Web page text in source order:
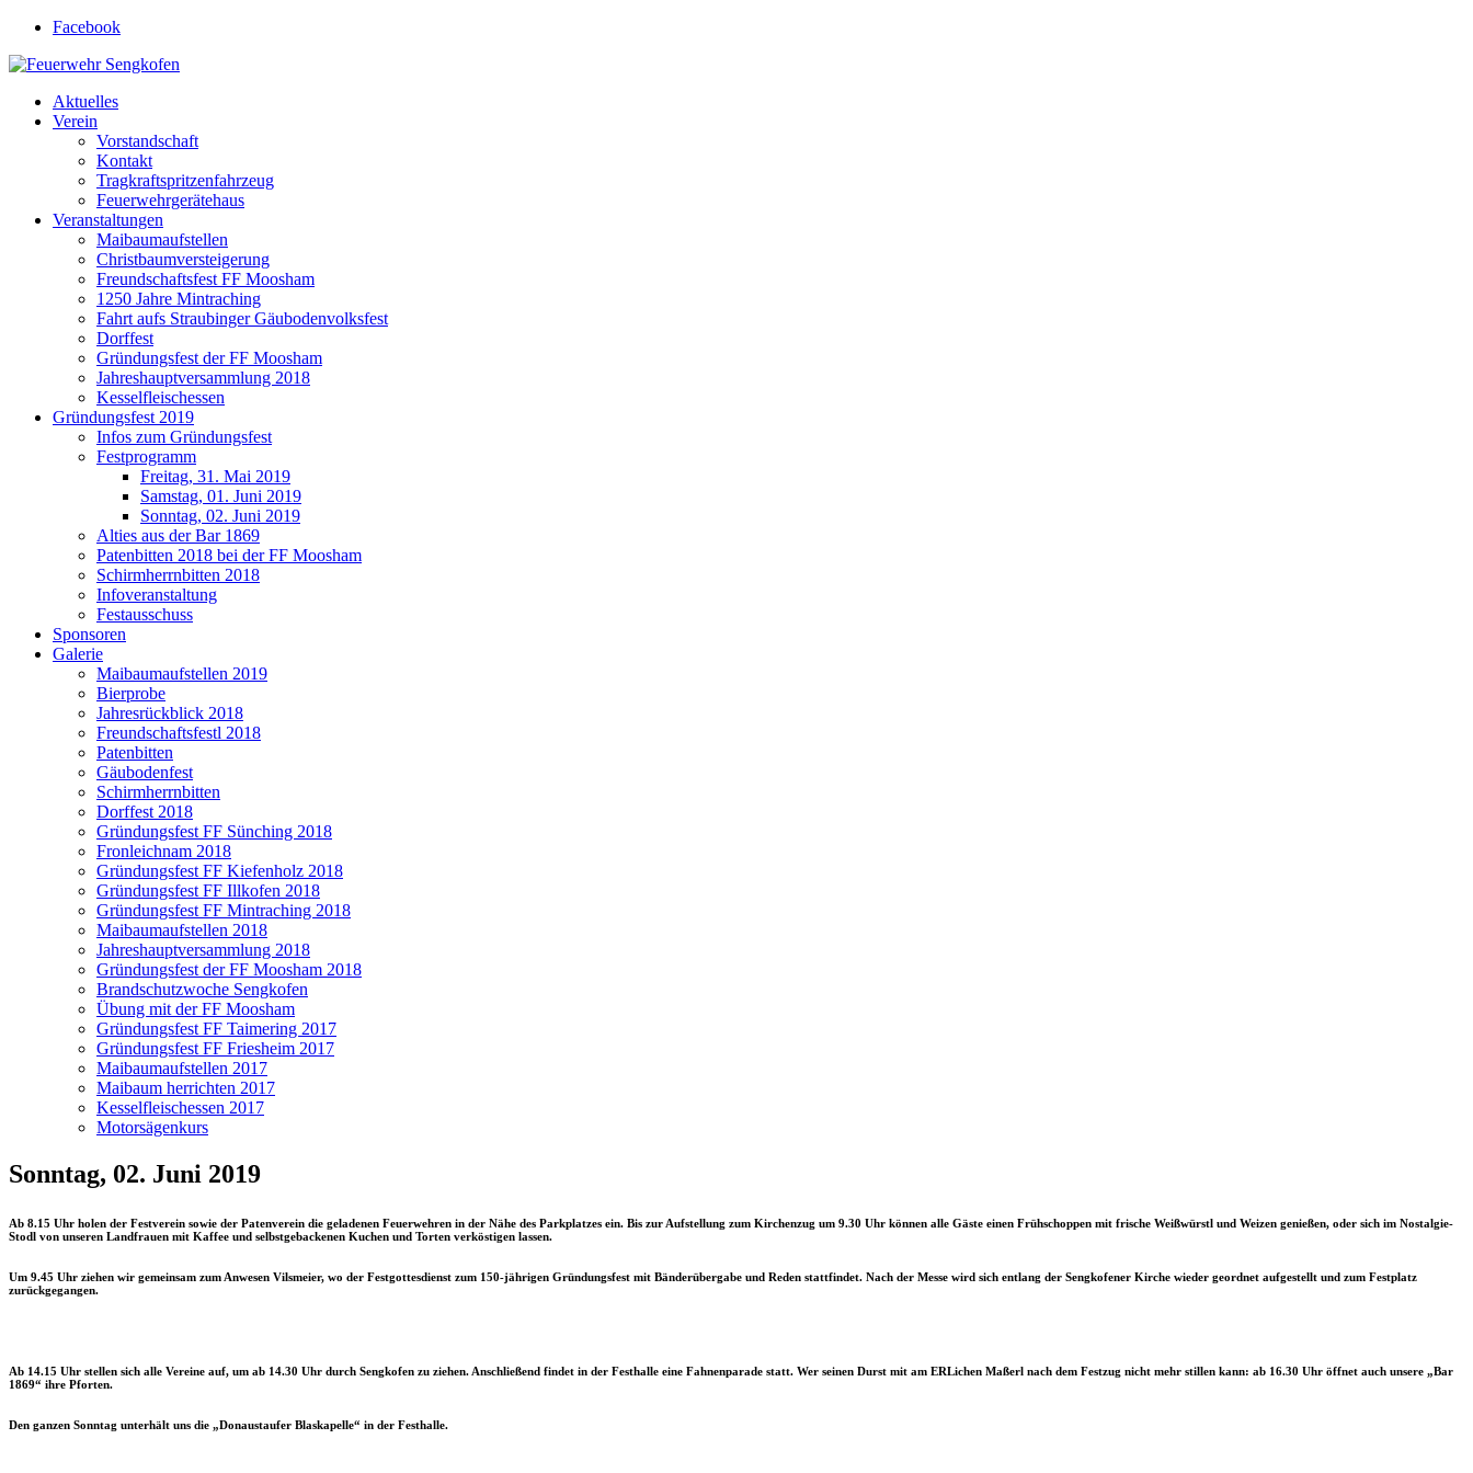
Facebook
Feuerwehr Sengkofen
Gott zur Ehr', dem nächsten zur Wehr
Aktuelles
Verein
Vorstandschaft
Kontakt
Tragkraftspritzenfahrzeug
Feuerwehrgerätehaus
Veranstaltungen
Maibaumaufstellen
Christbaumversteigerung
Freundschaftsfest FF Moosham
1250 Jahre Mintraching
Fahrt aufs Straubinger Gäubodenvolksfest
Dorffest
Gründungsfest der FF Moosham
Jahreshauptversammlung 2018
Kesselfleischessen
Gründungsfest 2019
Infos zum Gründungsfest
Festprogramm
Freitag, 31. Mai 2019
Samstag, 01. Juni 2019
Sonntag, 02. Juni 2019
Alties aus der Bar 1869
Patenbitten 2018 bei der FF Moosham
Schirmherrnbitten 2018
Infoveranstaltung
Festausschuss
Sponsoren
Galerie
Maibaumaufstellen 2019
Bierprobe
Jahresrückblick 2018
Freundschaftsfestl 2018
Patenbitten
Gäubodenfest
Schirmherrnbitten
Dorffest 2018
Gründungsfest FF Sünching 2018
Fronleichnam 2018
Gründungsfest FF Kiefenholz 2018
Gründungsfest FF Illkofen 2018
Gründungsfest FF Mintraching 2018
Maibaumaufstellen 2018
Jahreshauptversammlung 2018
Gründungsfest der FF Moosham 2018
Brandschutzwoche Sengkofen
Übung mit der FF Moosham
Gründungsfest FF Taimering 2017
Gründungsfest FF Friesheim 2017
Maibaumaufstellen 2017
Maibaum herrichten 2017
Kesselfleischessen 2017
Motorsägenkurs
Sonntag, 02. Juni 2019
Ab 8.15 Uhr holen der Festverein sowie der Patenverein die geladenen Feuerwehren in der Nähe des Parkplatzes ein. Bis zur Aufstellung zum Kirchenzug um 9.30 Uhr können alle Gäste einen Frühschoppen mit frische Weißwürstl und Weizen genießen, oder sich im Nostalgie-
Stodl von unseren Landfrauen mit Kaffee und selbstgebackenen Kuchen und Torten verköstigen lassen.
Um 9.45 Uhr ziehen wir gemeinsam zum Anwesen Vilsmeier, wo der Festgottesdienst zum 150-jährigen Gründungsfest mit Bänderübergabe und Reden stattfindet. Nach der Messe wird sich entlang der Sengkofener Kirche wieder geordnet aufgestellt und zum Festplatz
zurückgegangen.
Ab 14.15 Uhr stellen sich alle Vereine auf, um ab 14.30 Uhr durch Sengkofen zu ziehen. Anschließend findet in der Festhalle eine Fahnenparade statt. Wer seinen Durst mit am ERLichen Maßerl nach dem Festzug nicht mehr stillen kann: ab 16.30 Uhr öffnet auch unsere „Bar
1869“ ihre Pforten.
Den ganzen Sonntag unterhält uns die „Donaustaufer Blaskapelle“ in der Festhalle.